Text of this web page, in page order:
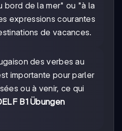
bord de la mer" ou "à la
expressions courantes
de vacances.
des verbes au
importante pour parler
ou à venir, ce qui
B1 Übungen